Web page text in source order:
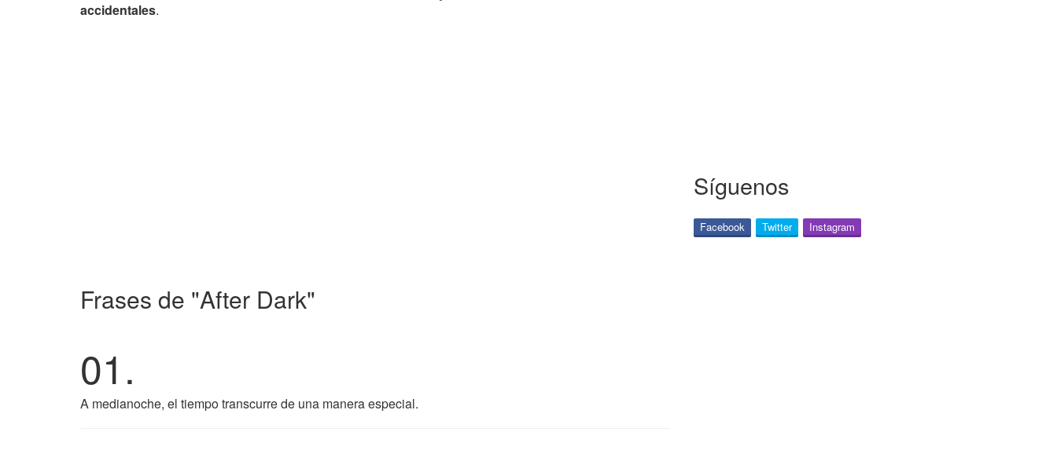
accidentales.
Frases de "After Dark"
01.
A medianoche, el tiempo transcurre de una manera especial.
Síguenos
Facebook Twitter Instagram